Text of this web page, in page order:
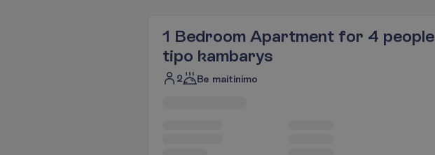
1 Bedroom Apartment for 4 people
tipo kambarys
2 Be maitinimo